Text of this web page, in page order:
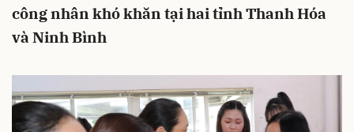
công nhân khó khăn tại hai tỉnh Thanh Hóa
và Ninh Bình